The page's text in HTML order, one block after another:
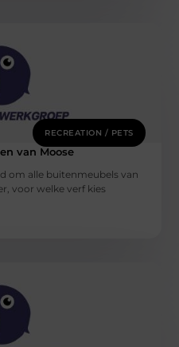
RECREATION / PETS
van Moose
om alle buitenmeubels van
voor welke verf kies